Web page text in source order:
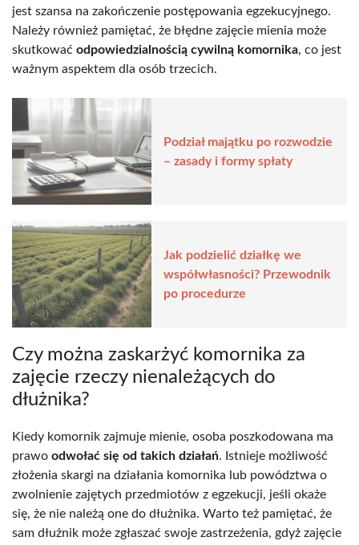
jest szansa na zakończenie postępowania egzekucyjnego.
Należy również pamiętać, że błędne zajęcie mienia może
skutkować odpowiedzialnością cywilną komornika, co jest
ważnym aspektem dla osób trzecich.
Podział majątku po rozwodzie
– zasady i formy spłaty
Jak podzielić działkę we
współwłasności? Przewodnik
po procedurze
Czy można zaskarżyć komornika za
zajęcie rzeczy nienależących do
dłużnika?
Kiedy komornik zajmuje mienie, osoba poszkodowana ma
prawo odwołać się od takich działań. Istnieje możliwość
złożenia skargi na działania komornika lub powództwa o
zwolnienie zajętych przedmiotów z egzekucji, jeśli okaże
się, że nie należą one do dłużnika. Warto też pamiętać, że
sam dłużnik może zgłaszać swoje zastrzeżenia, gdyż zajęcie